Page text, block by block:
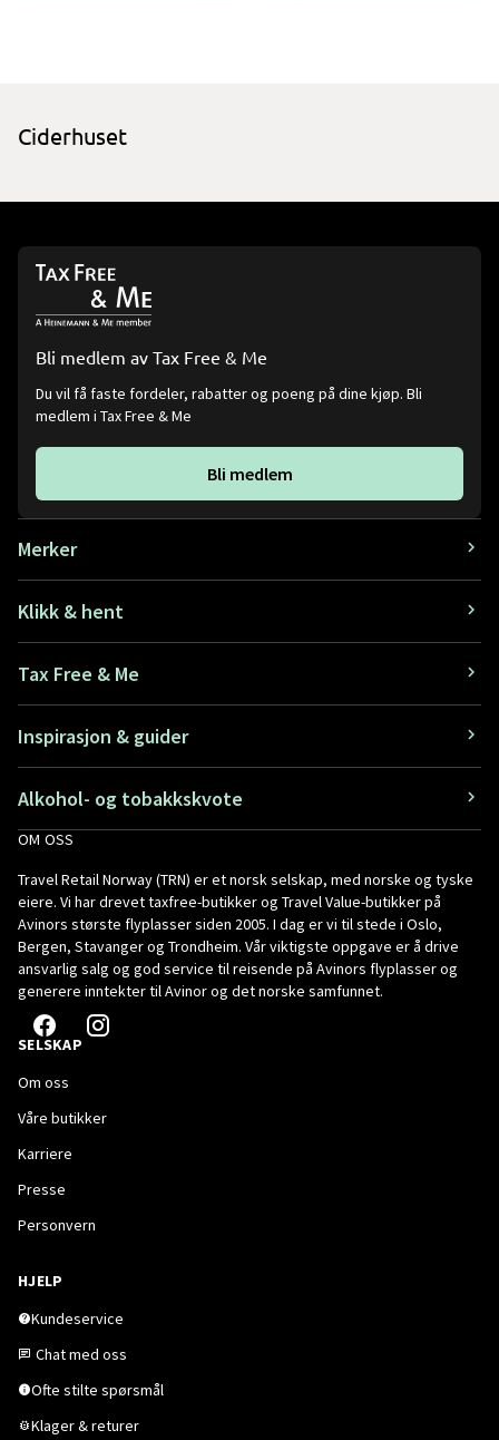
Ciderhuset
Bli medlem av Tax Free & Me
Du vil få faste fordeler, rabatter og poeng på dine kjøp. Bli
medlem i Tax Free & Me
Bli medlem
Merker
Klikk & hent
Tax Free & Me
Inspirasjon & guider
Alkohol- og tobakkskvote
OM OSS
Travel Retail Norway (TRN) er et norsk selskap, med norske og tyske
eiere. Vi har drevet taxfree-butikker og Travel Value-butikker på
Avinors største flyplasser siden 2005. I dag er vi til stede i Oslo,
Bergen, Stavanger og Trondheim. Vår viktigste oppgave er å drive
ansvarlig salg og god service til reisende på Avinors flyplasser og
generere inntekter til Avinor og det norske samfunnet.
SELSKAP
Om oss
Våre butikker
Karriere
Presse
Personvern
HJELP
Kundeservice
Chat med oss
Ofte stilte spørsmål
Klager & returer